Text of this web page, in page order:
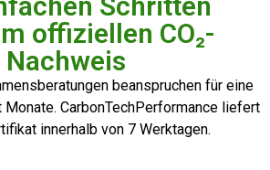
offiziellen CO₂-
Nachweis
beanspruchen für eine
Monate. CarbonTechPerformance liefert
innerhalb von 7 Werktagen.